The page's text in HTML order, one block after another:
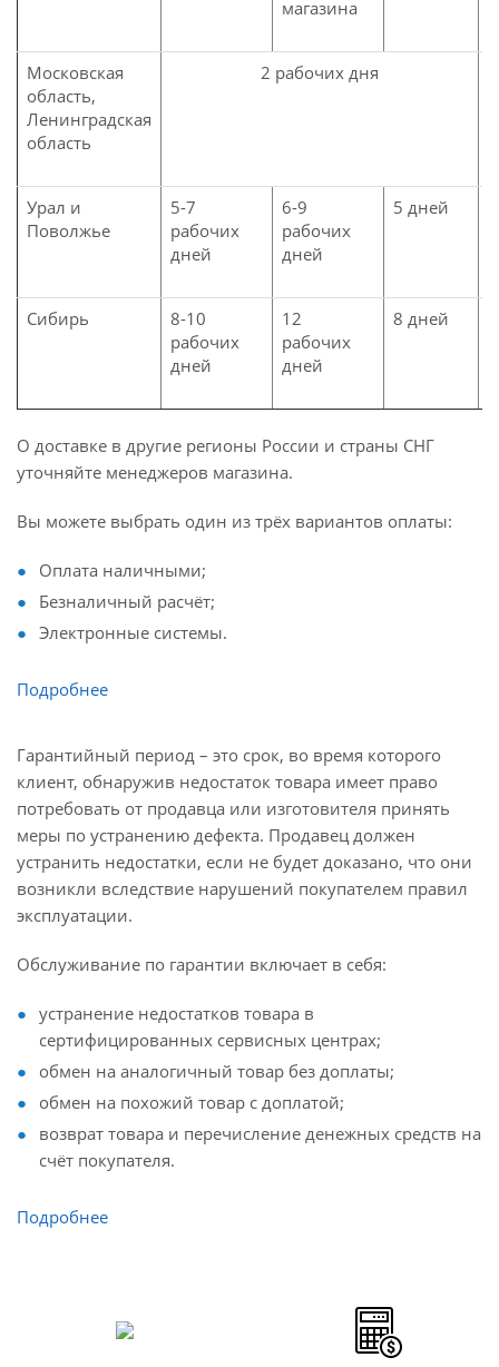
магазина
Московская
область,
Ленинградская
область
2 рабочих дня
Урал и
Поволжье
5-7
рабочих
дней
6-9
рабочих
дней
5 дней
Сибирь
8-10
рабочих
дней
12
рабочих
дней
8 дней
О доставке в другие регионы России и страны СНГ
уточняйте менеджеров магазина.
Вы можете выбрать один из трёх вариантов оплаты:
Оплата наличными;
Безналичный расчёт;
Электронные системы.
Подробнее
Гарантийный период – это срок, во время которого
клиент, обнаружив недостаток товара имеет право
потребовать от продавца или изготовителя принять
меры по устранению дефекта. Продавец должен
устранить недостатки, если не будет доказано, что они
возникли вследствие нарушений покупателем правил
эксплуатации.
Обслуживание по гарантии включает в себя:
устранение недостатков товара в
сертифицированных сервисных центрах;
обмен на аналогичный товар без доплаты;
обмен на похожий товар с доплатой;
возврат товара и перечисление денежных средств на
счёт покупателя.
Подробнее